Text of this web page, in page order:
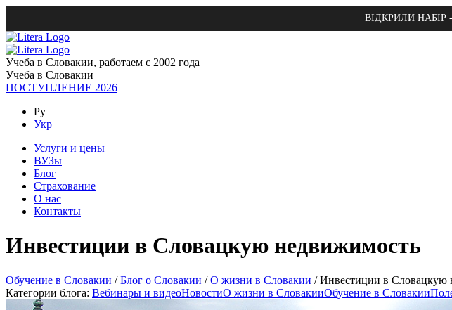
ВІДКРИЛИ НАБІР
Учеба в Словакии, работаем с 2002 года
Учеба в Словакии
ПОСТУПЛЕНИЕ 2026
Ру
Укр
Услуги и цены
ВУЗы
Блог
Страхование
О нас
Контакты
Инвестиции в Словацкую недвижимость
Обучение в Словакии /Блог о Словакии /О жизни в Словакии /Инвестиции в Словацкую
Категории блога: Вебинары и видеоНовостиО жизни в СловакииОбучение в Словакии